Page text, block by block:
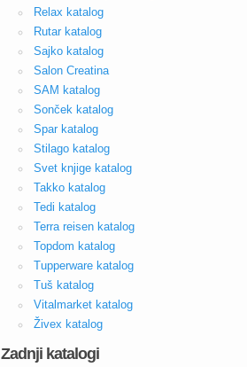
Relax katalog
Rutar katalog
Sajko katalog
Salon Creatina
SAM katalog
Sonček katalog
Spar katalog
Stilago katalog
Svet knjige katalog
Takko katalog
Tedi katalog
Terra reisen katalog
Topdom katalog
Tupperware katalog
Tuš katalog
Vitalmarket katalog
Živex katalog
Zadnji katalogi